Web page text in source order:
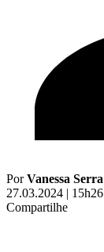
PorVanessa Serra
27.03.2024 | 15h26
Compartilhe